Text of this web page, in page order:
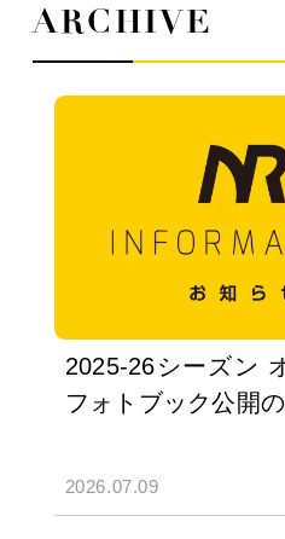
ARCHIVE
2025-26シーズン
フォトブック公開
2026.07.09